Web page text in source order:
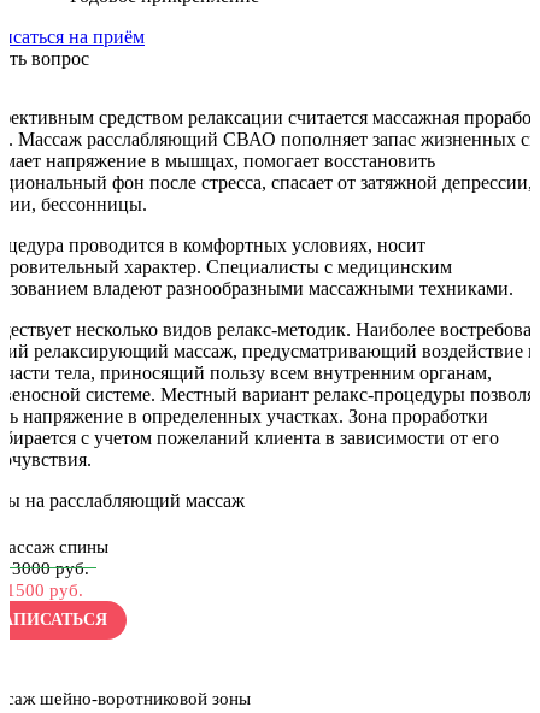
на приём
вопрос
средством релаксации считается массажная
Массаж расслабляющий СВАО пополняет запас жизненных
напряжение в мышцах, помогает восстановить
фон после стресса, спасает от затяжной депрессии,
бессонницы.
проводится в комфортных условиях, носит
характер. Специалисты с медицинским
владеют разнообразными массажными техниками.
несколько видов релакс-методик. Наиболее
релаксирующий массаж, предусматривающий воздействие
части тела, приносящий пользу всем внутренним органам,
системе. Местный вариант релакс-процедуры
напряжение в определенных участках. Зона проработки
с учетом пожеланий клиента в зависимости от его
на расслабляющий массаж
спины
3000 руб.
1500 руб.
шейно-воротниковой зоны